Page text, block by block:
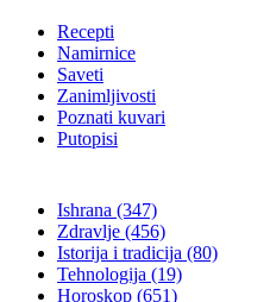
Recepti
Namirnice
Saveti
Zanimljivosti
Poznati kuvari
Putopisi
Ishrana (347)
Zdravlje (456)
Istorija i tradicija (80)
Tehnologija (19)
Horoskop (651)